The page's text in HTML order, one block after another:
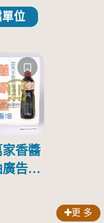
位
家香醬
廣告塑
更 多